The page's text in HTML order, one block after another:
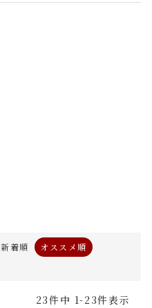
新着順
オススメ順
23件中 1-23件表示